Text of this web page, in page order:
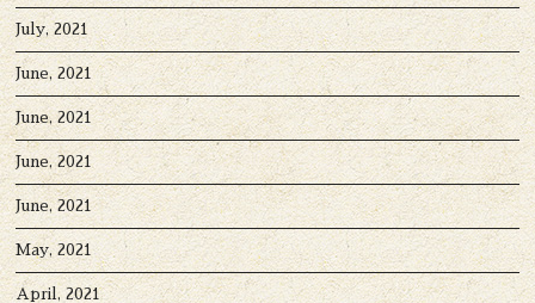
July, 2021
June, 2021
June, 2021
June, 2021
June, 2021
May, 2021
April, 2021